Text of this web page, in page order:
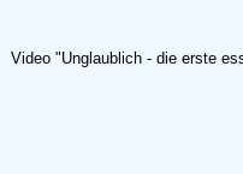
Video "Unglaublich - die erste